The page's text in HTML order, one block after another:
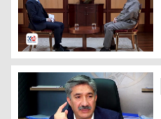
Başkan Mesud Barzani ile